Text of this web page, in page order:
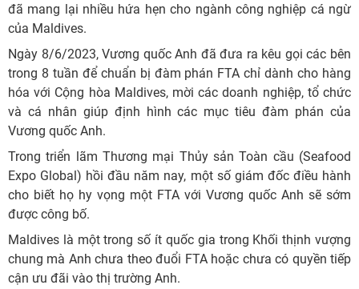
đã mang lại nhiều hứa hẹn cho ngành công nghiệp cá ngừ
của Maldives.
Ngày 8/6/2023, Vương quốc Anh đã đưa ra kêu gọi các bên
trong 8 tuần để chuẩn bị đàm phán FTA chỉ dành cho hàng
hóa với Cộng hòa Maldives, mời các doanh nghiệp, tổ chức
và cá nhân giúp định hình các mục tiêu đàm phán của
Vương quốc Anh.
Trong triển lãm Thương mại Thủy sản Toàn cầu (Seafood
Expo Global) hồi đầu năm nay, một số giám đốc điều hành
cho biết họ hy vọng một FTA với Vương quốc Anh sẽ sớm
được công bố.
Maldives là một trong số ít quốc gia trong Khối thịnh vượng
chung mà Anh chưa theo đuổi FTA hoặc chưa có quyền tiếp
cận ưu đãi vào thị trường Anh.